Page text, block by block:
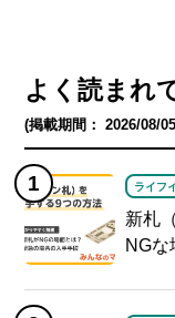
よく読まれ
(掲載期間： 2026/08/
ライフ
新札
NGな